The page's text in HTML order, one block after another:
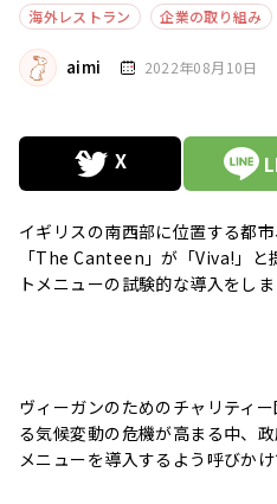
海外レストラン
企業の取り組み
aimi 2022年08月10日
イギリスの南西部に位置する都
「The Canteen」が「Viva!」
トメニューの試験的な導入をしま
ヴィーガンのためのチャリティ
る気候変動の危機が高まる中、
メニューを導入するよう呼びかけ